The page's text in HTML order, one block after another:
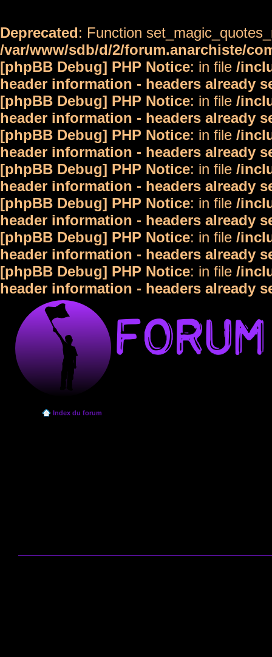
Deprecated: Function
/var/www/sdb/d/2/forum.anarchiste/
[phpBB Debug] PHP Notice: in file /
header information - headers already
[phpBB Debug] PHP Notice: in file /
header information - headers already
[phpBB Debug] PHP Notice: in file /
header information - headers already
[phpBB Debug] PHP Notice: in file /
header information - headers already
[phpBB Debug] PHP Notice: in file /
header information - headers already
[phpBB Debug] PHP Notice: in file /
header information - headers already
[phpBB Debug] PHP Notice: in file /
header information - headers already
Index du forum